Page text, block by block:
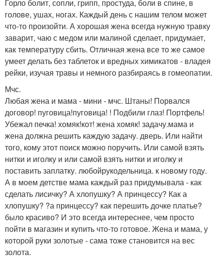
Горло болит, сопли, грипп, простуда, боли в спине, в
голове, ушах, ногах. Каждый день с нашим телом может
что-то произойти. А хорошая жена всегда нужную травку
заварит, чаю с медом или малиной сделает, придумает,
как температуру сбить. Отличная жена все то же самое
умеет делать без таблеток и вредных химикатов - владея
рейки, изучая травы и немного разбираясь в гомеопатии.
Мчс.
Любая жена и мама - мини - мчс. Штаны! Порвался
договор! пуговица!пуговица! ! Подбили глаз! Портфель!
Убежал печка! хомяк!кот! жена хомяк! задачу.мама и
жена должна решить каждую задачу. дверь. Или найти
того, кому этот поиск можно поручить. Или самой взять
нитки и иголку и или самой взять нитки и иголку и
поставить заплатку. любойрукодельница. к новому году.
А в моем детстве мама каждый раз придумывала - как
сделать лисичку? А хлопушку? А принцессу? Как а
хлопушку? ?а принцессу? как перешить дочке платье?
было красиво? И это всегда интереснее, чем просто
пойти в магазин и купить что-то готовое. Жена и мама, у
которой руки золотые - сама тоже становится на вес
золота.